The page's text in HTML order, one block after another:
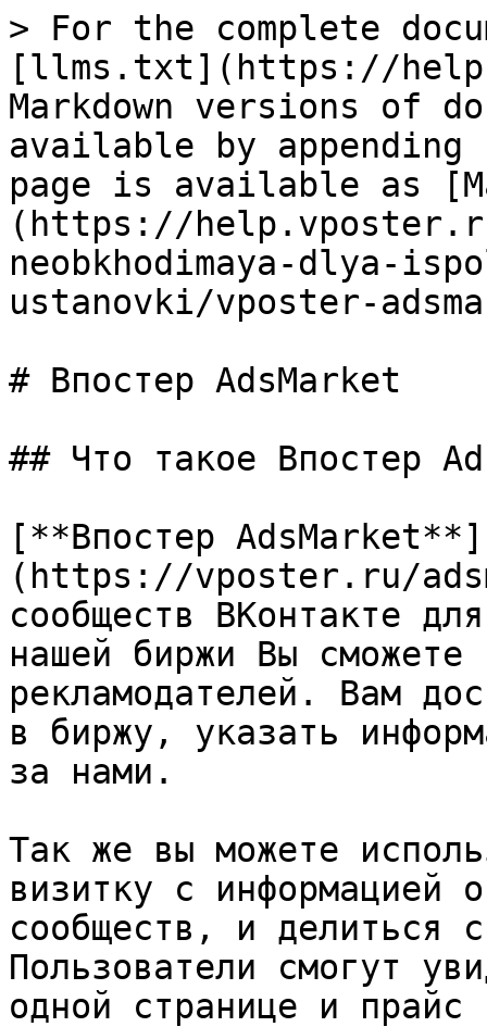
> For the complete
[llms.txt](https://
Markdown versions of
available by
page is available as
(https://
neobkhodimaya-dlya-
ustanovki/vposter-
# Впостер AdsMarket
## Что такое Впостер
[**Впостер AdsMarket**]
(https://vposter.ru/
сообществ ВКонтакте
нашей биржи Вы сможете
рекламодателей. Вам
в биржу, указать
за нами.
Так же вы можете
визитку с информацией
сообществ, и делиться
Пользователи смогут
одной странице и